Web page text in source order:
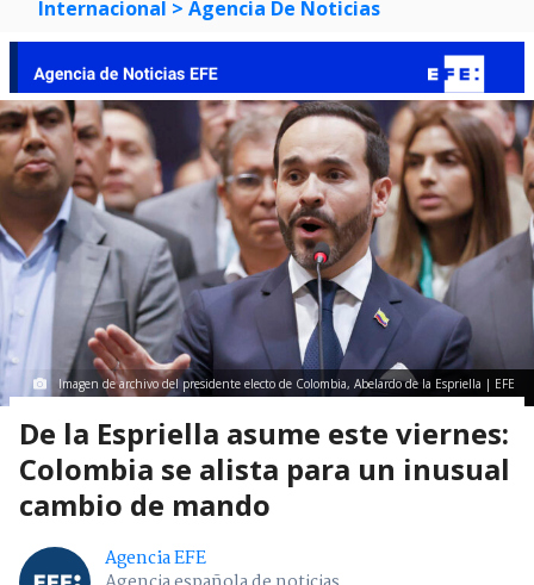
Internacional > Agencia De Noticias
Imagen de archivo del presidente electo de Colombia, Abelardo de la Espriella | EFE
De la Espriella asume este viernes:
Colombia se alista para un inusual
cambio de mando
Agencia EFE